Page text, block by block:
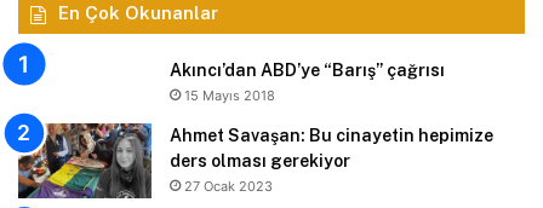
En Çok Okunanlar
Akıncı’dan ABD’ye “Barış” çağrısı
15 Mayıs 2018
Ahmet Savaşan: Bu cinayetin hepimize
ders olması gerekiyor
27 Ocak 2023